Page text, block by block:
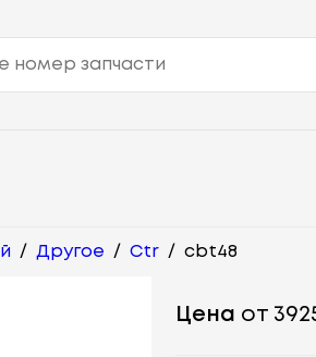
/ Другое / Ctr / cbt48
Цена от